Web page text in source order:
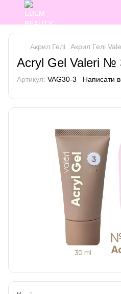
Акрил Гелі Акрил Гелі
Acryl Gel Valeri №
Артикул: VAG30-3 Написати